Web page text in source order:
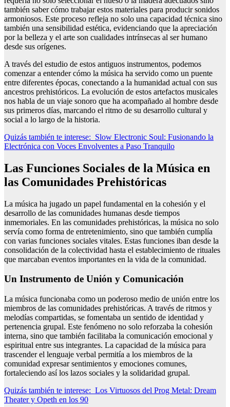
también saber cómo trabajar estos materiales para producir sonidos
armoniosos. Este proceso refleja no solo una capacidad técnica sino
también una sensibilidad estética, evidenciando que la apreciación
por la belleza y el arte son cualidades intrínsecas al ser humano
desde sus orígenes.
A través del estudio de estos antiguos instrumentos, podemos
comenzar a entender cómo la música ha servido como un puente
entre diferentes épocas, conectando a la humanidad actual con sus
ancestros prehistóricos. La evolución de estos artefactos musicales
nos habla de un viaje sonoro que ha acompañado al hombre desde
sus primeros días, marcando el ritmo de su desarrollo cultural y
social a lo largo de la historia.
Quizás también te interese: Slow Electronic Soul: Fusionando la
Electrónica con Voces Envolventes a Paso Tranquilo
Las Funciones Sociales de la Música en
las Comunidades Prehistóricas
La música ha jugado un papel fundamental en la cohesión y el
desarrollo de las comunidades humanas desde tiempos
inmemoriales. En las comunidades prehistóricas, la música no solo
servía como forma de entretenimiento, sino que también cumplía
con varias funciones sociales vitales. Estas funciones iban desde la
consolidación de la colectividad hasta el establecimiento de rituales
que marcaban eventos importantes en la vida de la comunidad.
Un Instrumento de Unión y Comunicación
La música funcionaba como un poderoso medio de unión entre los
miembros de las comunidades prehistóricas. A través de ritmos y
melodías compartidas, se fomentaba un sentido de identidad y
pertenencia grupal. Este fenómeno no solo reforzaba la cohesión
interna, sino que también facilitaba la comunicación emocional y
espiritual entre sus integrantes. La capacidad de la música para
trascender el lenguaje verbal permitía a los miembros de la
comunidad expresar sentimientos y emociones comunes,
fortaleciendo así los lazos sociales y la solidaridad grupal.
Quizás también te interese: Los Virtuosos del Prog Metal: Dream
Theater y Opeth en los 90